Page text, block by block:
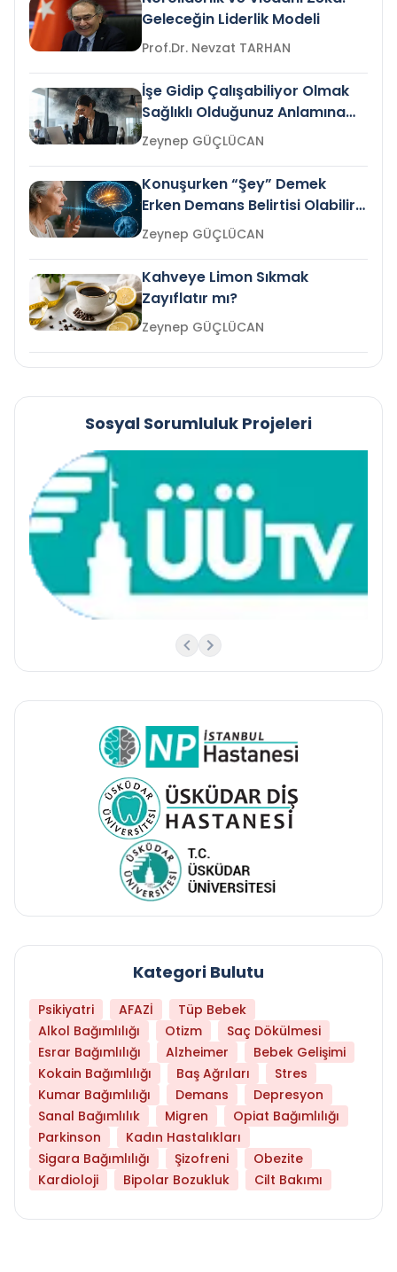
Geleceğin Liderlik Modeli
Prof.Dr. Nevzat TARHAN
İşe Gidip Çalışabiliyor Olmak
Sağlıklı Olduğunuz Anlamına
Gelir mi?Zeynep GÜÇLÜCAN
Konuşurken “Şey” Demek
Erken Demans Belirtisi Olabilir
mi?
Zeynep GÜÇLÜCAN
Kahveye Limon Sıkmak
Zayıflatır mı?
Zeynep GÜÇLÜCAN
Sosyal Sorumluluk Projeleri
Kategori Bulutu
Psikiyatri AFAZİ
Tüp Bebek
Alkol Bağımlılığı
Otizm
Saç Dökülmesi
Esrar Bağımlılığı
Alzheimer
Bebek Gelişimi
Kokain Bağımlılığı
Baş Ağrıları
Stres
Kumar Bağımlılığı
Demans
Depresyon
Sanal Bağımlılık
Migren
Opiat Bağımlılığı
Parkinson
Kadın Hastalıkları
Sigara Bağımlılığı
Şizofreni
Obezite
Kardioloji
Bipolar Bozukluk Cilt Bakımı